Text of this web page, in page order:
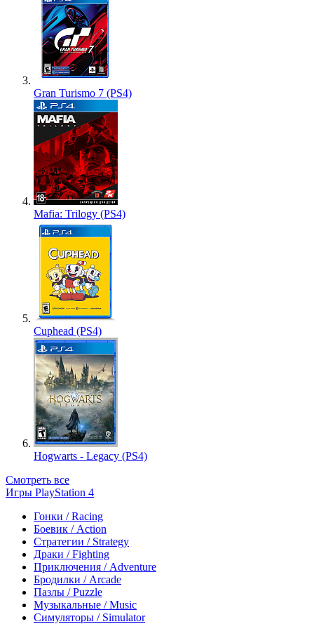
Gran Turismo 7 (PS4)
Mafia: Trilogy (PS4)
Cuphead (PS4)
Hogwarts - Legacy (PS4)
Смотреть все
Игры PlayStation 4
Гонки / Racing
Боевик / Action
Стратегии / Strategy
Драки / Fighting
Приключения / Adventure
Бродилки / Arcade
Пазлы / Puzzle
Музыкальные / Music
Симуляторы / Simulator